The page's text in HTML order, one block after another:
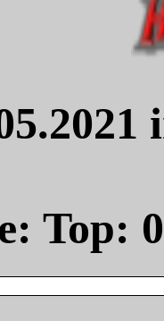
Top: 0